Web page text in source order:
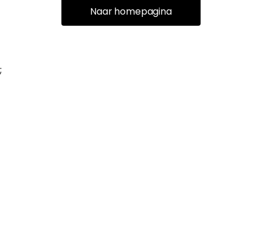
Naar homepagina
;